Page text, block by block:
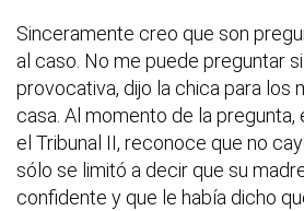
Sinceramente creo que son
al caso. No me puede preguntar
provocativa, dijo la chica para los
casa. Al momento de la pregunta,
el Tribunal II, reconoce que no
sólo se limitó a decir que su
confidente y que le había dicho